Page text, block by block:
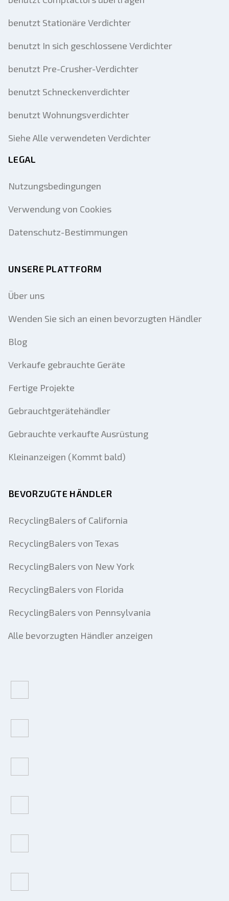
benutzt Stationäre Verdichter
benutzt In sich geschlossene Verdichter
benutzt Pre-Crusher-Verdichter
benutzt Schneckenverdichter
benutzt Wohnungsverdichter
Siehe Alle verwendeten Verdichter
LEGAL
Nutzungsbedingungen
Verwendung von Cookies
Datenschutz-Bestimmungen
UNSERE PLATTFORM
Über uns
Wenden Sie sich an einen bevorzugten Händler
Blog
Verkaufe gebrauchte Geräte
Fertige Projekte
Gebrauchtgerätehändler
Gebrauchte verkaufte Ausrüstung
Kleinanzeigen (Kommt bald)
BEVORZUGTE HÄNDLER
RecyclingBalers of California
RecyclingBalers von Texas
RecyclingBalers von New York
RecyclingBalers von Florida
RecyclingBalers von Pennsylvania
Alle bevorzugten Händler anzeigen